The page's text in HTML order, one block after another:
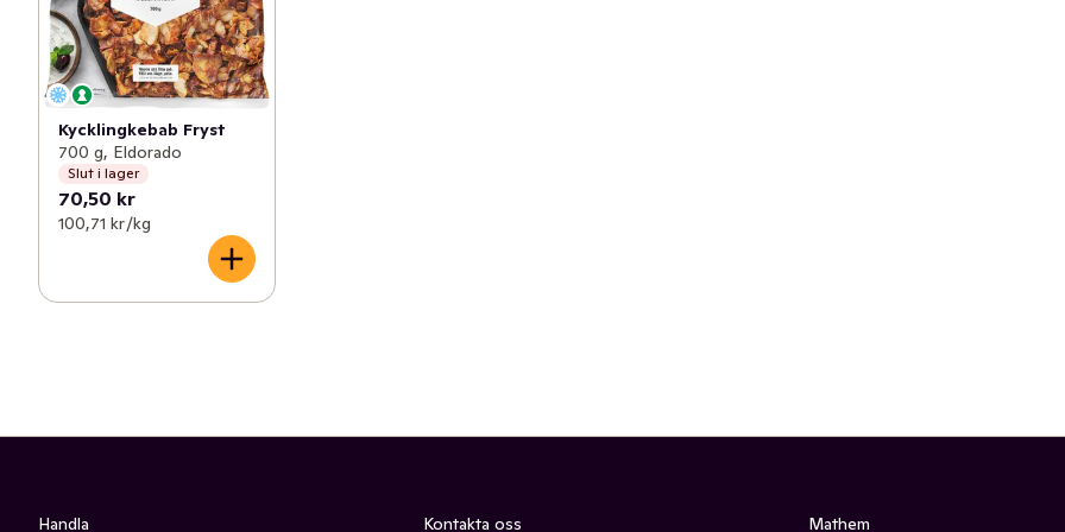
Kycklingkebab Fryst
700 g, Eldorado
Slut i lager
70,50 kr
100,71 kr /kg
Handla Kontakta oss Mathem